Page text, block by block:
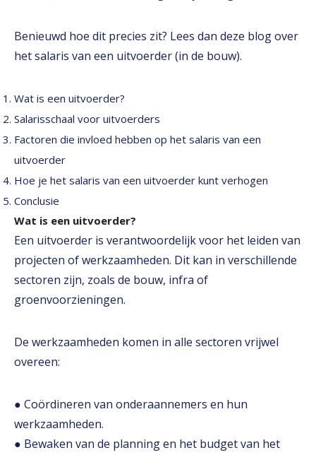
Benieuwd hoe dit precies zit? Lees dan deze blog over
het salaris van een uitvoerder (in de bouw).
Wat is een uitvoerder?
Salarisschaal voor uitvoerders
Factoren die invloed hebben op het salaris van een
uitvoerder
Hoe je het salaris van een uitvoerder kunt verhogen
Conclusie
Wat is een uitvoerder?
Een uitvoerder is verantwoordelijk voor het leiden van
projecten of werkzaamheden. Dit kan in verschillende
sectoren zijn, zoals de bouw, infra of
groenvoorzieningen.
De werkzaamheden komen in alle sectoren vrijwel
overeen:
● Coördineren van onderaannemers en hun
werkzaamheden.
● Bewaken van de planning en het budget van het